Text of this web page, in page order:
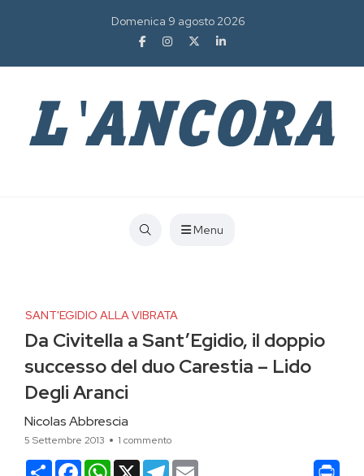
Domenica 9 agosto 2026
Menu
SANT'EGIDIO ALLA VIBRATA
Da Civitella a Sant’Egidio, il doppio
successo del duo Carestia – Lido
Degli Aranci
Nicolas Abbrescia
5 Settembre 2013 1 commento
CondividiFacebookWhatsApp
X Telegram